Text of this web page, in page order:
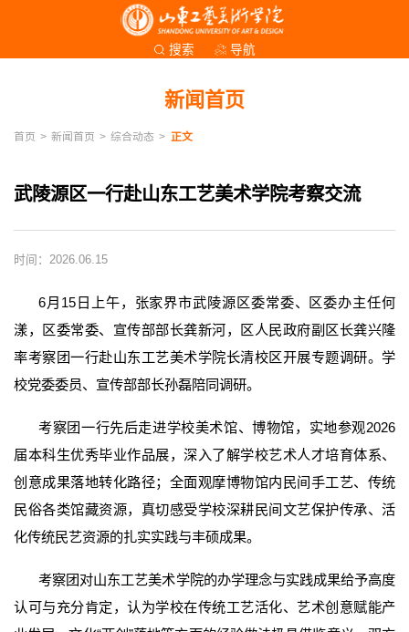
搜索 导航
新闻首页
首页 > 新闻首页 > 综合动态 > 正文
武陵源区一行赴山东工艺美术学院考察交流
时间：2026.06.15
6月15日上午，张家界市武陵源区委常委、区委办主任何
漾，区委常委、宣传部部长龚新河，区人民政府副区长龚兴隆
率考察团一行赴山东工艺美术学院长清校区开展专题调研。学
校党委委员、宣传部部长孙磊陪同调研。
考察团一行先后走进学校美术馆、博物馆，实地参观2026
届本科生优秀毕业作品展，深入了解学校艺术人才培育体系、
创意成果落地转化路径；全面观摩博物馆内民间手工艺、传统
民俗各类馆藏资源，真切感受学校深耕民间文艺保护传承、活
化传统民艺资源的扎实实践与丰硕成果。
考察团对山东工艺美术学院的办学理念与实践成果给予高度
认可与充分肯定，认为学校在传统工艺活化、艺术创意赋能产